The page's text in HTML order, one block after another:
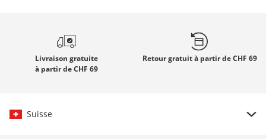
Livraison gratuite
à partir de CHF 69
Retour gratuità partir de CHF 69
Suisse